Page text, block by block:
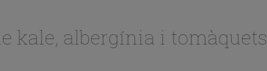
kale, albergínia i tomàquets